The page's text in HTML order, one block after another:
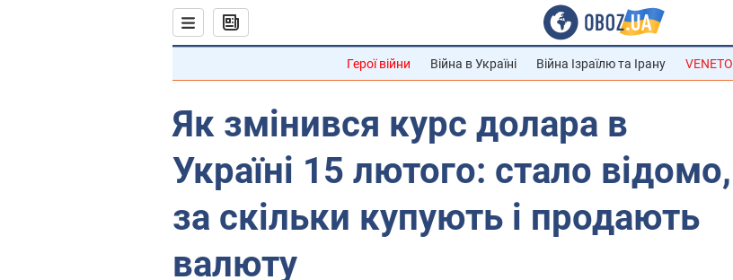
Герої війни Війна в Україні Війна Ізраїлю та Ірану VENETO
Як змінився курс долара в
Україні 15 лютого: стало відомо,
за скільки купують і продають
валюту